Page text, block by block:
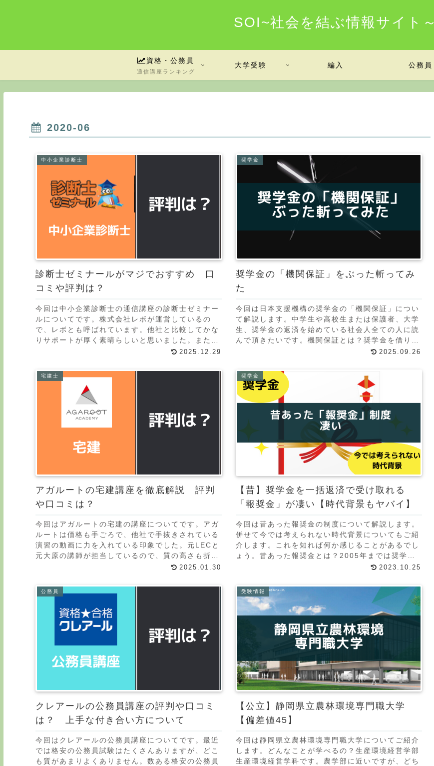
SOI~社会を結ぶ情報サイト～
資格・公務員
通信講座ランキング
大学受験 編入 公務員
2020-06
中小企業診断士
診断士ゼミナールがマジでおすすめ 口
コミや評判は？
今回は中小企業診断士の通信講座の診断士ゼミナー
ルについてです。株式会社レボが運営しているの
で、レボとも呼ばれています。他社と比較してかな
りサポートが厚く素晴らしいと思いました。また当
サイトでは中小企業診断士の通信講座を徹底的に比
2025.12.29
奨学金
奨学金の「機関保証」をぶった斬ってみ
た
今回は日本支援機構の奨学金の「機関保証」につい
て解説します。中学生や高校生または保護者、大学
生、奨学金の返済を始めている社会人全ての人に読
んで頂きたいです。機関保証とは？奨学金を借りる
のに返さない人がいるので、連帯保証人を立てま
2025.09.26
宅建士
アガルートの宅建講座を徹底解説 評判
や口コミは？
今回はアガルートの宅建の講座についてです。アガ
ルートは価格も手ごろで、他社で手抜きされている
演習の動画に力を入れている印象でした。元LECと
元大原の講師が担当しているので、質の高さも折り
紙付きです。また当サイトでは宅建の通信講座を徹
2025.01.30
奨学金
【昔】奨学金を一括返済で受け取れる
「報奨金」が凄い【時代背景もヤバイ】
今回は昔あった報奨金の制度について解説します。
併せて今では考えられない時代背景についてもご紹
介します。これを知れば何か感じることがあるでし
ょう。昔あった報奨金とは？2005年までは奨学金
を一気に全額繰上返還したら、報奨金が貰えまし
2023.10.25
公務員
クレアールの公務員講座の評判や口コミ
は？ 上手な付き合い方について
今回はクレアールの公務員講座についてです。最近
では格安の公務員試験はたくさんありますが、どこ
も質があまりよくありません。数ある格安の公務員
受験情報
【公立】静岡県立農林環境専門職大学
【偏差値45】
今回は静岡県立農林環境専門職大学についてご紹介
します。どんなことが学べるの？生産環境経営学部
生産環境経営学科です。農学部に近いですが、どち